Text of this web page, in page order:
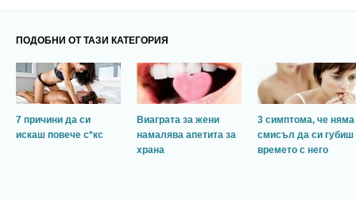
ПОДОБНИ ОТ ТАЗИ КАТЕГОРИЯ
7 причини да си
искаш повече с*кс
Виаграта за жени
намалява апетита за
храна
3 симптома, че няма
смисъл да си губиш
времето с него